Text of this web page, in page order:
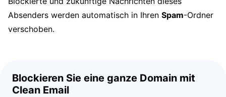
Absenders werden automatisch in Ihren Spam-Ordner
verschoben.
Blockieren Sie eine ganze Domain mit
Clean Email